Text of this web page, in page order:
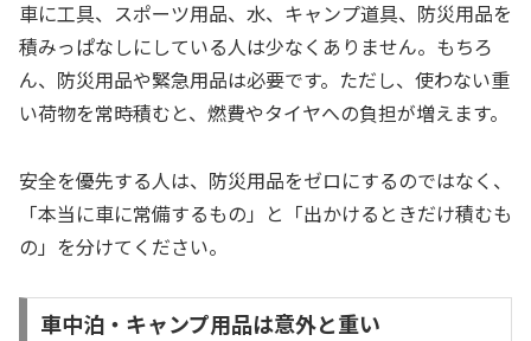
車に工具、スポーツ用品、水、キャンプ道具、防災用品を
積みっぱなしにしている人は少なくありません。もちろ
ん、防災用品や緊急用品は必要です。ただし、使わない重
い荷物を常時積むと、燃費やタイヤへの負担が増えます。
安全を優先する人は、防災用品をゼロにするのではなく、
「本当に車に常備するもの」と「出かけるときだけ積むも
の」を分けてください。
車中泊・キャンプ用品は意外と重い